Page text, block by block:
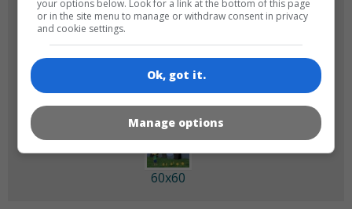
60x60
your options below. Look for a link at the bottom of this page
or in the site menu to manage or withdraw consent in privacy
and cookie settings.
Ok, got it.
Manage options